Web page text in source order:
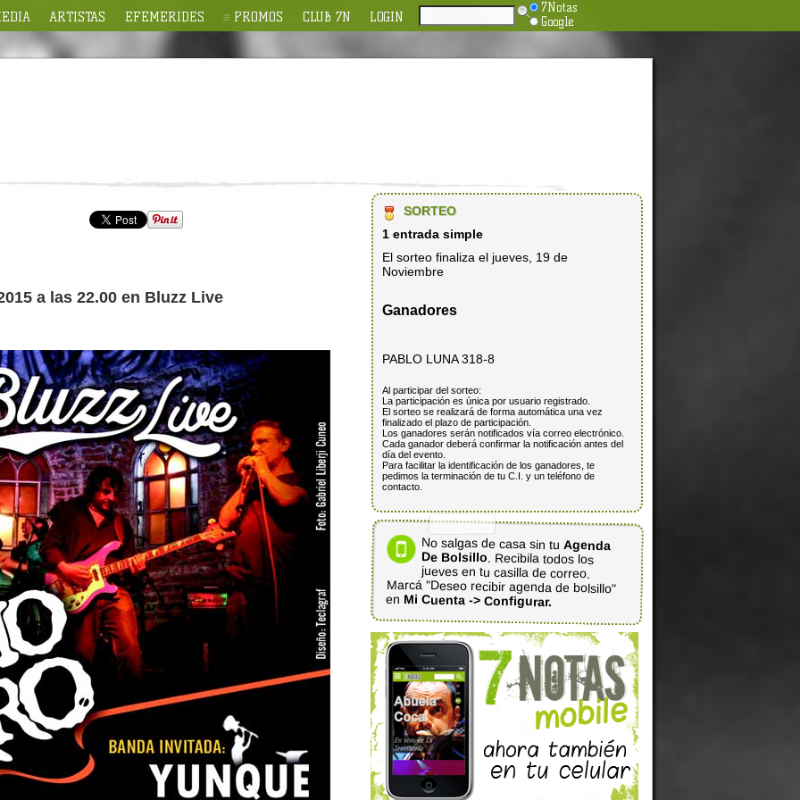
ARTISTAS EFEMERIDES PROMOS CLUB 7N LOGIN
7Notas
Google
a las 22.00 en Bluzz Live
SORTEO
1 entrada simple
El sorteo finaliza el jueves, 19 de
Noviembre
Ganadores
PABLO LUNA 318-8
Al participar del sorteo:
La participación es única por usuario registrado.
El sorteo se realizará de forma automática una vez
finalizado el plazo de participación.
Los ganadores serán notificados vía correo electrónico.
Cada ganador deberá confirmar la notificación antes del
día del evento.
Para facilitar la identificación de los ganadores, te
pedimos la terminación de tu C.I. y un teléfono de
contacto.
No salgas de casa sin tu Agenda
De Bolsillo. Recibila todos los
jueves en tu casilla de correo.
Marcá "Deseo recibir agenda de bolsillo"
en Mi Cuenta -> Configurar.